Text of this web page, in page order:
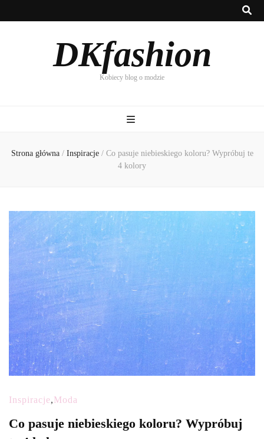
DKfashion
Kobiecy blog o modzie
Strona główna / Inspiracje / Co pasuje niebieskiego koloru? Wypróbuj te
4 kolory
Inspiracje,Moda
Co pasuje niebieskiego koloru? Wypróbuj